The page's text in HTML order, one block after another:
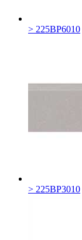
> 225BP6010
> 225BP3010